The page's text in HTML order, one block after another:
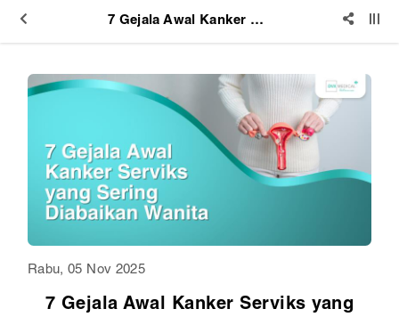
7 Gejala Awal Kanker Serviks yang Sering Diabaikan Wanita
Rabu, 05 Nov 2025
7 Gejala Awal Kanker Serviks yang